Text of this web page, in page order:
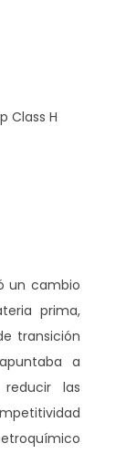
Class H
un cambio
prima,
transición
a
las